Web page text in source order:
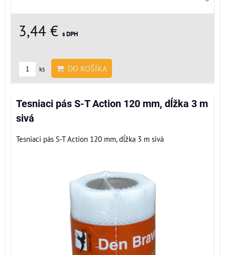
3,44 € s DPH
ks DO KOŠÍKA
Tesniaci pás S-T Action 120 mm, dĺžka 3 m
sivá
Tesniaci pás S-T Action 120 mm, dĺžka 3 m sivá